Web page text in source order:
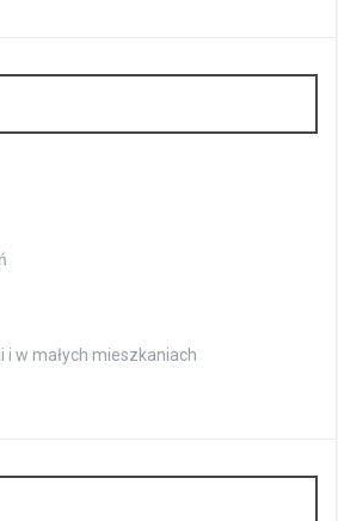
w małych mieszkaniach